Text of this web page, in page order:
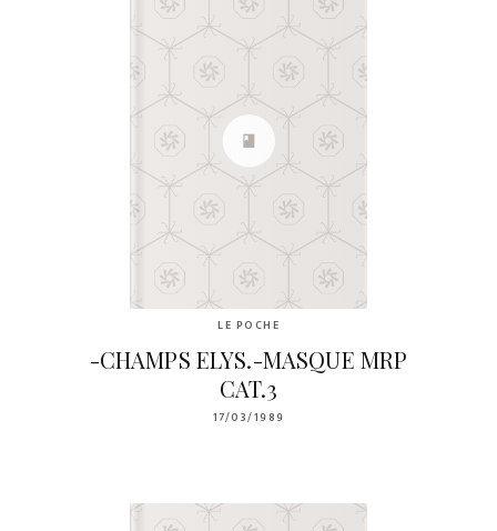
LE POCHE
-CHAMPS ELYS.-MASQUE MRP
CAT.3
17/03/1989